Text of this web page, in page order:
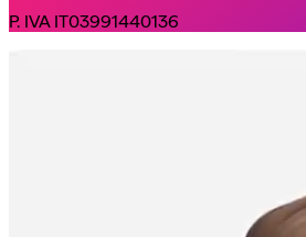
P. IVA IT03991440136